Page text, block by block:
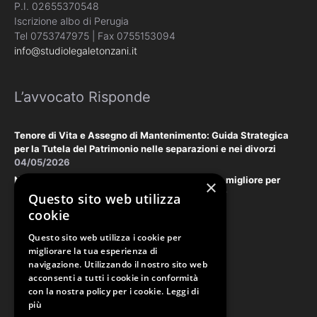
P.I. 02655370548
Iscrizione albo di Perugia
Tel 0753747975 | Fax 0755153094
info@studiolegaletonzani.it
L’avvocato Risponde
Tenore di Vita e Assegno di Mantenimento: Guida Strategica
per la Tutela del Patrimonio nelle separazioni e nei divorzi
04/05/2026
Negoziazione Assistita vs. Tribunale: la scelta migliore per
tutelare il vostro patrimonio e la vostra privacy
18/03/2026
Law & Disclaimer
PRIVACY POLICY
COOKIE POLICY
×
Questo sito web utilizza
cookie
Questo sito web utilizza i cookie per
migliorare la tua esperienza di
navigazione. Utilizzando il nostro sito web
acconsenti a tutti i cookie in conformità
con la nostra policy per i cookie. Leggi di
più